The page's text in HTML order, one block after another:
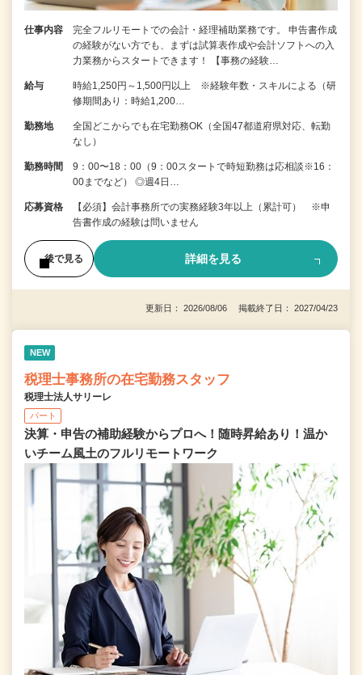
仕事内容
完全フルリモートでの会計・経理補助業務です。 申告書作成
の経験がない⽅でも、まずは試算表作成や会計ソフトへの⼊
⼒業務からスタートできます！ 【事務の経験…
給与
時給1,250円～1,500円以上 ※経験年数・スキルによる（研
修期間あり：時給1,200…
勤務地
全国どこからでも在宅勤務OK（全国47都道府県対応、転勤
なし）
勤務時間
9：00〜18：00（9：00スタートで時短勤務は応相談※16：
00までなど） ◎週4日…
応募資格
【必須】会計事務所での実務経験3年以上（累計可） ※申
告書作成の経験は問いません
後で見る 詳細を見る
更新日： 2026/08/06 掲載終了日： 2027/04/23
NEW
税理士事務所の在宅勤務スタッフ
税理士法人サリーレ
パート
決算・申告の補助経験からプロへ！随時昇給あり！温か
いチーム⾵⼟のフルリモートワーク